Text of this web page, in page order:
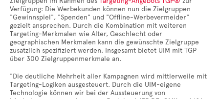
Verfügung: Die Werbekunden können nun die Zielgruppen
"Gewinnspiel", "Spenden" und "Offline-Werbevermeider"
gezielt ansprechen. Durch die Kombination mit weiteren
Targeting-Merkmalen wie Alter, Geschlecht oder
geographischen Merkmalen kann die gewünschte Zielgruppe
zusätzlich spezifiziert werden. Insgesamt bietet UIM mit TGP
über 300 Zielgruppenmerkmale an.
"Die deutliche Mehrheit aller Kampagnen wird mittlerweile mit
Targeting-Logiken ausgesteuert. Durch die UIM-eigene
Technologie können wir bei der Aussteuerung von